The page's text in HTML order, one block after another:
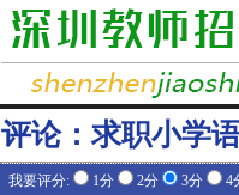
评论：求职小学
我要评分: 1分 2分 3分 4